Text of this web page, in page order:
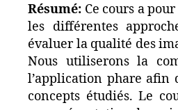
Résumé: Ce cours a
les différentes
évaluer la qualité des
Nous utiliserons la
l’application phare afin
concepts étudiés. Le